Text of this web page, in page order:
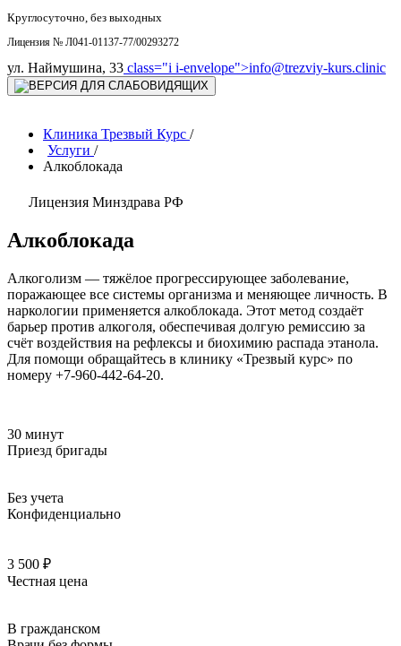
Круглосуточно, без выходных
Лицензия № Л041-01137-77/00293272
ул. Наймушина, 33 class="i i-envelope">info@trezviy-kurs.clinic
Клиника Трезвый Курс /
Услуги /
Алкоблокада
Лицензия Минздрава РФ
Алкоблокада
Алкоголизм — тяжёлое прогрессирующее заболевание,
поражающее все системы организма и меняющее личность. В
наркологии применяется алкоблокада. Этот метод создаёт
барьер против алкоголя, обеспечивая долгую ремиссию за
счёт воздействия на рефлексы и биохимию распада этанола.
Для помощи обращайтесь в клинику «Трезвый курс» по
номеру +7-960-442-64-20.
30 минут
Приезд бригады
Без учета
Конфиденциально
3 500 ₽
Честная цена
В гражданском